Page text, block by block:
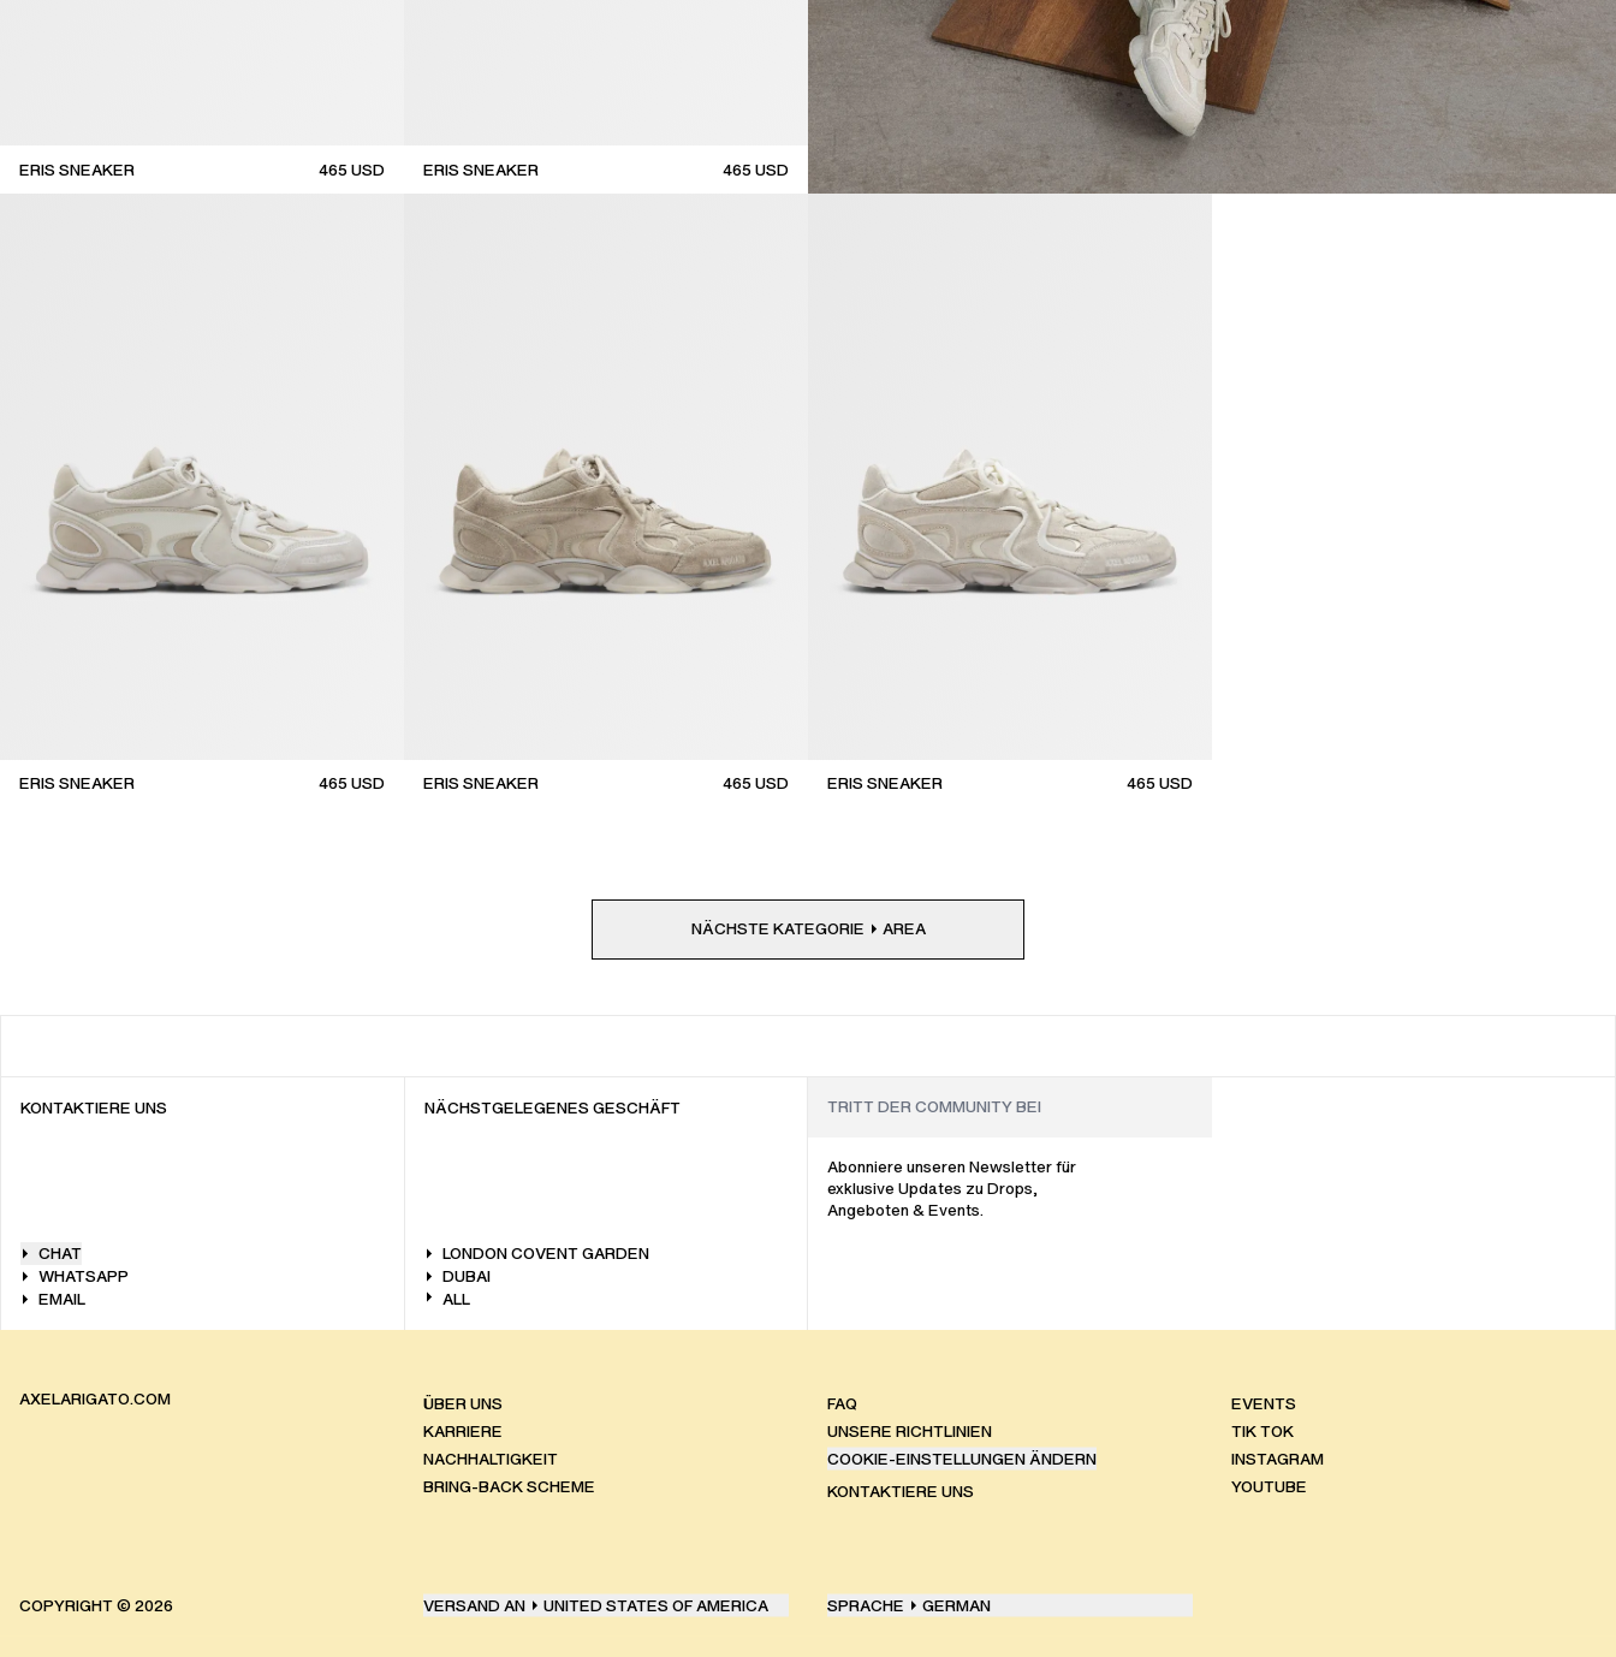
ERIS SNEAKER 465USD ERIS SNEAKER 465USD
ERIS SNEAKER 465USD ERIS SNEAKER 465USD ERIS SNEAKER 465USD
NÄCHSTE KATEGORIE AREA
KONTAKTIERE UNS
CHAT
WHATSAPP
EMAIL
NÄCHSTGELEGENES GESCHÄFT
LONDON COVENT GARDEN
DUBAI
ALL
Abonniere unseren Newsletter für
exklusive Updates zu Drops,
Angeboten & Events.
AXELARIGATO.COM
ÜBER UNS
KARRIERE
NACHHALTIGKEIT
BRING-BACK SCHEME
FAQ
UNSERE RICHTLINIEN
COOKIE-EINSTELLUNGEN ÄNDERN
KONTAKTIERE UNS
EVENTS
TIK TOK
INSTAGRAM
YOUTUBE
COPYRIGHT © 2026 VERSAND AN UNITED STATES OF AMERICA SPRACHE GERMAN